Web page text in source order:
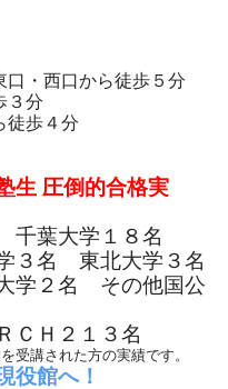
口・西口から徒歩５分
３分
徒歩４分
生 圧倒的合格実
葉大学１８名
３名 東北大学３名
学２名 その他国公
ＣＨ２１３名
受講された方の実績です。
役館へ！